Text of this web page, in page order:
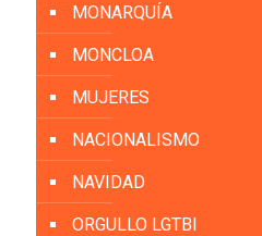
MONARQUÍA
MONCLOA
MUJERES
NACIONALISMO
NAVIDAD
ORGULLO LGTBI